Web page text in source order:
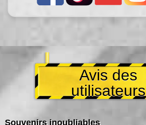
Avis des
utilisateurs
Souvenirs inoubliables